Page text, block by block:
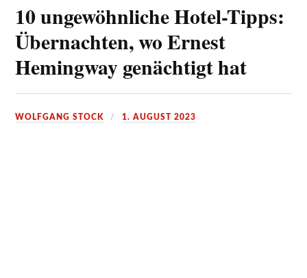
10 ungewöhnliche Hotel-Tipps:
Übernachten, wo Ernest
Hemingway genächtigt hat
WOLFGANG STOCK 1. AUGUST 2023